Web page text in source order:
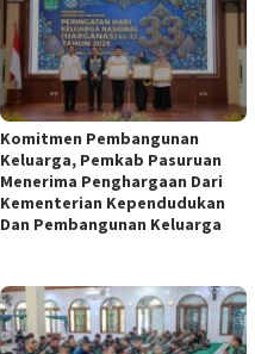
Komitmen Pembangunan
Keluarga, Pemkab Pasuruan
Menerima Penghargaan Dari
Kementerian Kependudukan
Dan Pembangunan Keluarga